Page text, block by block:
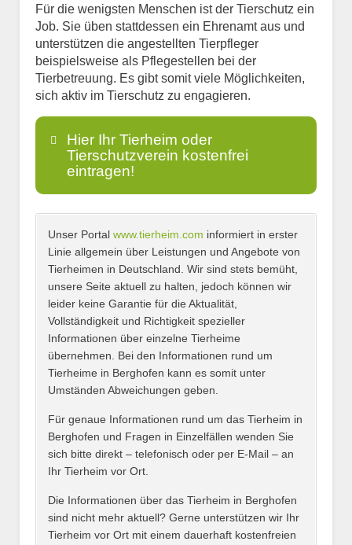
Für die wenigsten Menschen ist der Tierschutz ein
Job. Sie üben stattdessen ein Ehrenamt aus und
unterstützen die angestellten Tierpfleger
beispielsweise als Pflegestellen bei der
Tierbetreuung. Es gibt somit viele Möglichkeiten,
sich aktiv im Tierschutz zu engagieren.
Hier Ihr Tierheim oder
Tierschutzverein kostenfrei
eintragen!
Name*
E-Mail*
Name des Tierheims*
Unser Portal www.tierheim.com informiert in erster
Linie allgemein über Leistungen und Angebote von
Tierheimen in Deutschland. Wir sind stets bemüht,
unsere Seite aktuell zu halten, jedoch können wir
leider keine Garantie für die Aktualität,
Vollständigkeit und Richtigkeit spezieller
Informationen über einzelne Tierheime
übernehmen. Bei den Informationen rund um
Tierheime in Berghofen kann es somit unter
Umständen Abweichungen geben.
Für genaue Informationen rund um das Tierheim in
Berghofen und Fragen in Einzelfällen wenden Sie
sich bitte direkt – telefonisch oder per E-Mail – an
Ihr Tierheim vor Ort.
Die Informationen über das Tierheim in Berghofen
sind nicht mehr aktuell? Gerne unterstützen wir Ihr
Tierheim vor Ort mit einem dauerhaft kostenfreien